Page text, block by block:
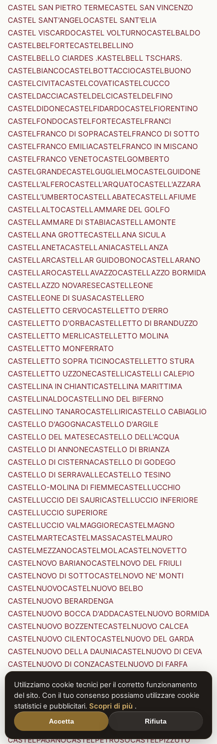
CASTEL SAN PIETRO TERMECASTEL SAN VINCENZO
CASTEL SANT'ANGELOCASTEL SANT'ELIA
CASTEL VISCARDOCASTEL VOLTURNOCASTELBALDO
CASTELBELFORTECASTELBELLINO
CASTELBELLO CIARDES .KASTELBELL TSCHARS.
CASTELBIANCOCASTELBOTTACCIOCASTELBUONO
CASTELCIVITACASTELCOVATICASTELCUCCO
CASTELDACCIACASTELDELCICASTELDELFINO
CASTELDIDONECASTELFIDARDOCASTELFIORENTINO
CASTELFONDOCASTELFORTECASTELFRANCI
CASTELFRANCO DI SOPRACASTELFRANCO DI SOTTO
CASTELFRANCO EMILIACASTELFRANCO IN MISCANO
CASTELFRANCO VENETOCASTELGOMBERTO
CASTELGRANDECASTELGUGLIELMOCASTELGUIDONE
CASTELL'ALFEROCASTELL'ARQUATOCASTELL'AZZARA
CASTELL'UMBERTOCASTELLABATECASTELLAFIUME
CASTELLALTOCASTELLAMMARE DEL GOLFO
CASTELLAMMARE DI STABIACASTELLAMONTE
CASTELLANA GROTTECASTELLANA SICULA
CASTELLANETACASTELLANIACASTELLANZA
CASTELLARCASTELLAR GUIDOBONOCASTELLARANO
CASTELLAROCASTELLAVAZZOCASTELLAZZO BORMIDA
CASTELLAZZO NOVARESECASTELLEONE
CASTELLEONE DI SUASACASTELLERO
CASTELLETTO CERVOCASTELLETTO D'ERRO
CASTELLETTO D'ORBACASTELLETTO DI BRANDUZZO
CASTELLETTO MERLICASTELLETTO MOLINA
CASTELLETTO MONFERRATO
CASTELLETTO SOPRA TICINOCASTELLETTO STURA
CASTELLETTO UZZONECASTELLICASTELLI CALEPIO
CASTELLINA IN CHIANTICASTELLINA MARITTIMA
CASTELLINALDOCASTELLINO DEL BIFERNO
CASTELLINO TANAROCASTELLIRICASTELLO CABIAGLIO
CASTELLO D'AGOGNACASTELLO D'ARGILE
CASTELLO DEL MATESECASTELLO DELL'ACQUA
CASTELLO DI ANNONECASTELLO DI BRIANZA
CASTELLO DI CISTERNACASTELLO DI GODEGO
CASTELLO DI SERRAVALLECASTELLO TESINO
CASTELLO-MOLINA DI FIEMMECASTELLUCCHIO
CASTELLUCCIO DEI SAURICASTELLUCCIO INFERIORE
CASTELLUCCIO SUPERIORE
CASTELLUCCIO VALMAGGIORECASTELMAGNO
CASTELMARTECASTELMASSACASTELMAURO
CASTELMEZZANOCASTELMOLACASTELNOVETTO
CASTELNOVO BARIANOCASTELNOVO DEL FRIULI
CASTELNOVO DI SOTTOCASTELNOVO NE' MONTI
CASTELNUOVOCASTELNUOVO BELBO
CASTELNUOVO BERARDENGA
CASTELNUOVO BOCCA D'ADDACASTELNUOVO BORMIDA
CASTELNUOVO BOZZENTECASTELNUOVO CALCEA
CASTELNUOVO CILENTOCASTELNUOVO DEL GARDA
CASTELNUOVO DELLA DAUNIACASTELNUOVO DI CEVA
CASTELNUOVO DI CONZACASTELNUOVO DI FARFA
CASTELNUOVO DI PORTO CASTELNUOVO DON BOSCO
CASTELNUOVO MAGRACASTELNUOVO NIGRA
CASTELNUOVO PARANOCASTELNUOVO RANGONE
CASTELNUOVO SCRIVIA
CASTELNUOVO VAL DI CECINA
CASTELPAGANOCASTELPETROSOCASTELPIZZUTO
Utilizziamo cookie tecnici per il corretto funzionamento
del sito. Con il tuo consenso possiamo utilizzare cookie
statistici e pubblicitari. Scopri di più .
Accetta Rifiuta